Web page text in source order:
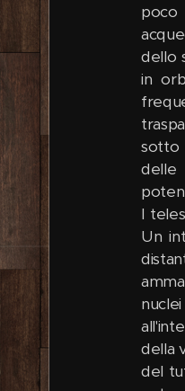
poco
dello
in
sotto
delle
I
Un
della
del